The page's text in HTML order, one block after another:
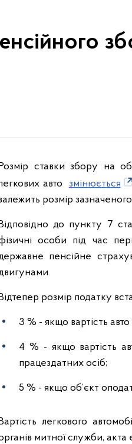
ставки збору на
авто
змінюється
розмір
до пункту 7
особи під час
пенсійне
розмір податку
3 % - якщо вартість
4 % - якщо вартість
працездатних осіб;
5 % - якщо об’єкт
легкового
митної служби, акта